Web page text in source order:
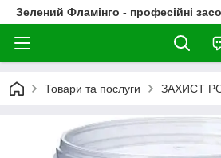
Зелений Фламінго - професійні
Товари та послуги ЗАХИСТ